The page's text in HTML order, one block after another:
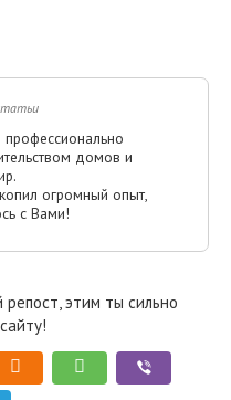
домов и
огромный опыт,
с Вами!
этим ты сильно